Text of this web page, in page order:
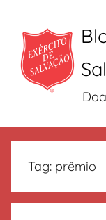
conteúdo
Tag: prêmio